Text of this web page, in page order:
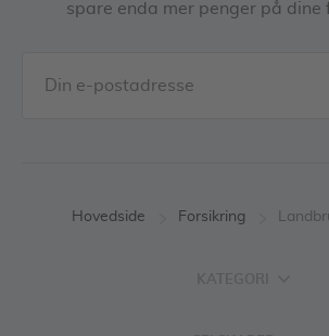
spare enda mer penger på dine
Hovedside Forsikring